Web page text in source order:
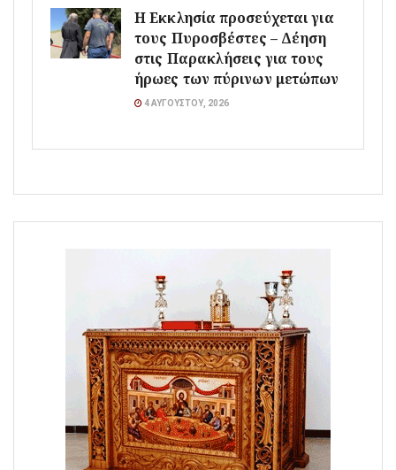
Η Εκκλησία προσεύχεται για
τους Πυροσβέστες – Δέηση
στις Παρακλήσεις για τους
ήρωες των πύρινων μετώπων
4 ΑΥΓΟΎΣΤΟΥ, 2026